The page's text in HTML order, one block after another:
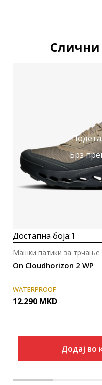
Брз
Достапна боја:1
On Cloudhorizon 2 WP
Машки патики за трчање
WATERPROOF
12.290 MKD
Додај во